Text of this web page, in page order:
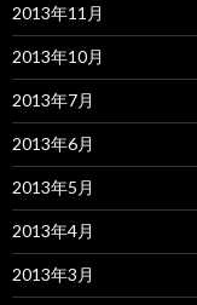
2013年11月
2013年10月
2013年7月
2013年6月
2013年5月
2013年4月
2013年3月